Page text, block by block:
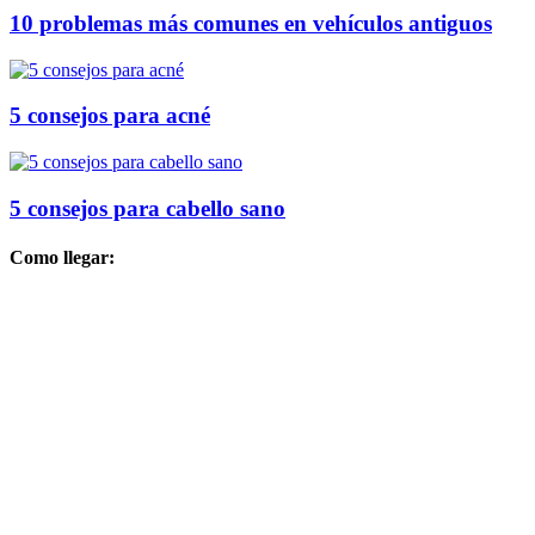
10 problemas más comunes en vehículos antiguos
5 consejos para acné
5 consejos para cabello sano
Como llegar: